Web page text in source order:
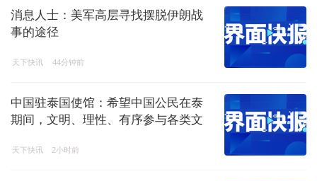
消息人士：美军高层寻找摆脱伊朗战
事的途径
天下快讯 44分钟前
中国驻泰国使馆：希望中国公民在泰
期间，文明、理性、有序参与各类文
天下快讯 2小时前